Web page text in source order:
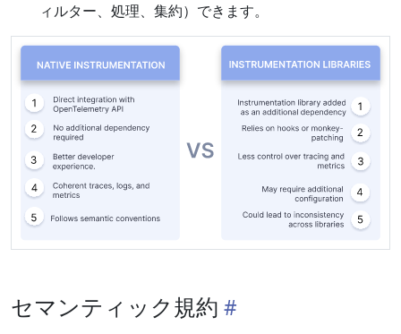
ィルター、処理、集約）できます。
セマンティック規約